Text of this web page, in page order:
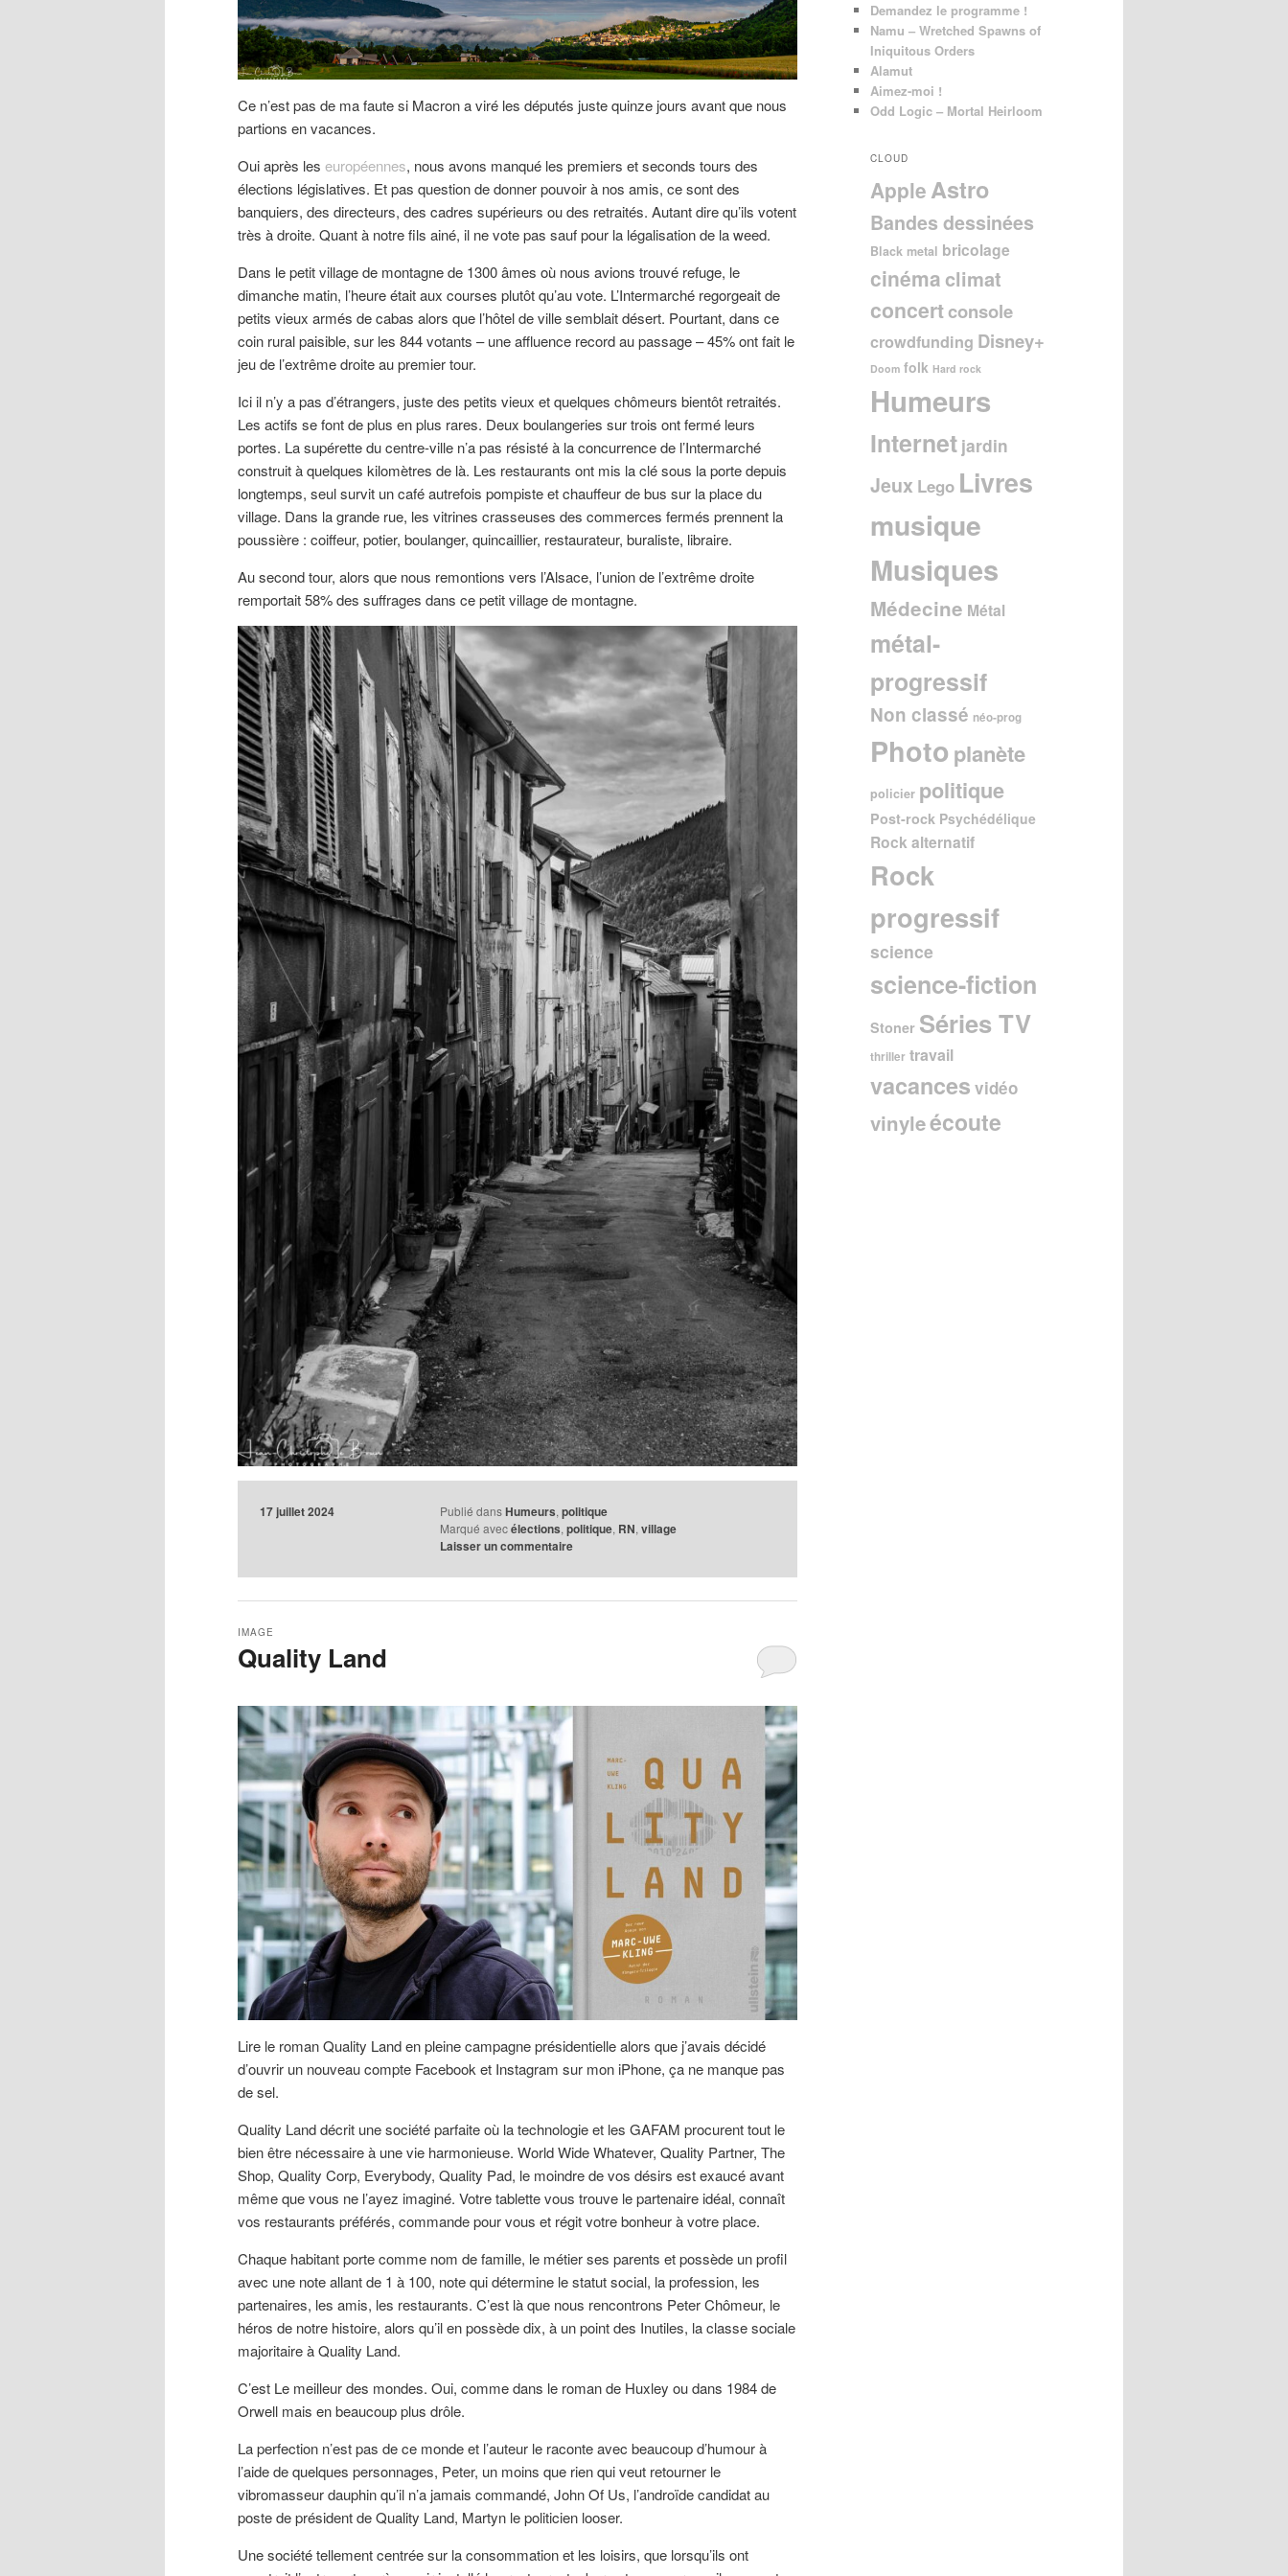
Ce n’est pas de ma faute si Macron a viré les députés juste quinze jours avant que nous
partions en vacances.
Oui après les européennes, nous avons manqué les premiers et seconds tours des
élections législatives. Et pas question de donner pouvoir à nos amis, ce sont des
banquiers, des directeurs, des cadres supérieurs ou des retraités. Autant dire qu’ils votent
très à droite. Quant à notre fils ainé, il ne vote pas sauf pour la légalisation de la weed.
Dans le petit village de montagne de 1300 âmes où nous avions trouvé refuge, le
dimanche matin, l’heure était aux courses plutôt qu’au vote. L’Intermarché regorgeait de
petits vieux armés de cabas alors que l’hôtel de ville semblait désert. Pourtant, dans ce
coin rural paisible, sur les 844 votants – une affluence record au passage – 45% ont fait le
jeu de l’extrême droite au premier tour.
Ici il n’y a pas d’étrangers, juste des petits vieux et quelques chômeurs bientôt retraités.
Les actifs se font de plus en plus rares. Deux boulangeries sur trois ont fermé leurs
portes. La supérette du centre-ville n’a pas résisté à la concurrence de l’Intermarché
construit à quelques kilomètres de là. Les restaurants ont mis la clé sous la porte depuis
longtemps, seul survit un café autrefois pompiste et chauffeur de bus sur la place du
village. Dans la grande rue, les vitrines crasseuses des commerces fermés prennent la
poussière : coiffeur, potier, boulanger, quincaillier, restaurateur, buraliste, libraire.
Au second tour, alors que nous remontions vers l’Alsace, l’union de l’extrême droite
remportait 58% des suffrages dans ce petit village de montagne.
17 juillet 2024 Publié dans Humeurs,politique
Marqué avec élections,politique, RN,village
Laisser un commentaire
Quality Land
IMAGE
Lire le roman Quality Land en pleine campagne présidentielle alors que j’avais décidé
d’ouvrir un nouveau compte Facebook et Instagram sur mon iPhone, ça ne manque pas
de sel.
Quality Land décrit une société parfaite où la technologie et les GAFAM procurent tout le
bien être nécessaire à une vie harmonieuse. World Wide Whatever, Quality Partner, The
Shop, Quality Corp, Everybody, Quality Pad, le moindre de vos désirs est exaucé avant
même que vous ne l’ayez imaginé. Votre tablette vous trouve le partenaire idéal, connaît
vos restaurants préférés, commande pour vous et régit votre bonheur à votre place.
Chaque habitant porte comme nom de famille, le métier ses parents et possède un profil
avec une note allant de 1 à 100, note qui détermine le statut social, la profession, les
partenaires, les amis, les restaurants. C’est là que nous rencontrons Peter Chômeur, le
héros de notre histoire, alors qu’il en possède dix, à un point des Inutiles, la classe sociale
majoritaire à Quality Land.
C’est Le meilleur des mondes. Oui, comme dans le roman de Huxley ou dans 1984 de
Orwell mais en beaucoup plus drôle.
La perfection n’est pas de ce monde et l’auteur le raconte avec beaucoup d’humour à
l’aide de quelques personnages, Peter, un moins que rien qui veut retourner le
vibromasseur dauphin qu’il n’a jamais commandé, John Of Us, l’androïde candidat au
poste de président de Quality Land, Martyn le politicien looser.
Une société tellement centrée sur la consommation et les loisirs, que lorsqu’ils ont
Demandez le programme !
Namu – Wretched Spawns of
Iniquitous Orders
Alamut
Aimez-moi !
Odd Logic – Mortal Heirloom
CLOUD
Apple Astro
Bandes dessinées
Black metal bricolage
cinéma climat
concertconsole
crowdfunding Disney+
Doom folk Hard rock
Humeurs
Internet jardin
Jeux Lego Livres
musique
Musiques
Médecine Métal
métal-
progressif
Non classé néo-prog
Photo planète
policier politique
Post-rock Psychédélique
Rock alternatif
Rock
progressif
science
science-fiction
Stoner Séries TV
thriller travail
vacances vidéo
vinyleécoute